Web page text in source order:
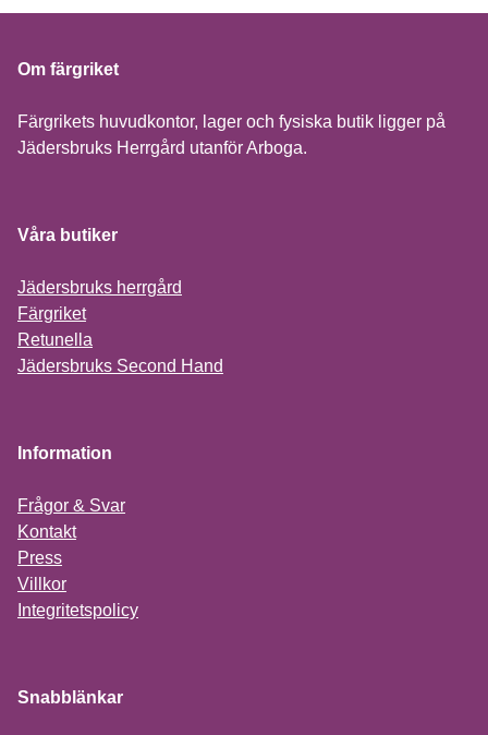
Om färgriket
Färgrikets huvudkontor, lager och fysiska butik ligger på
Jädersbruks Herrgård utanför Arboga.
Våra butiker
Jädersbruks herrgård
Färgriket
Retunella
Jädersbruks Second Hand
Information
Frågor & Svar
Kontakt
Press
Villkor
Integritetspolicy
Snabblänkar